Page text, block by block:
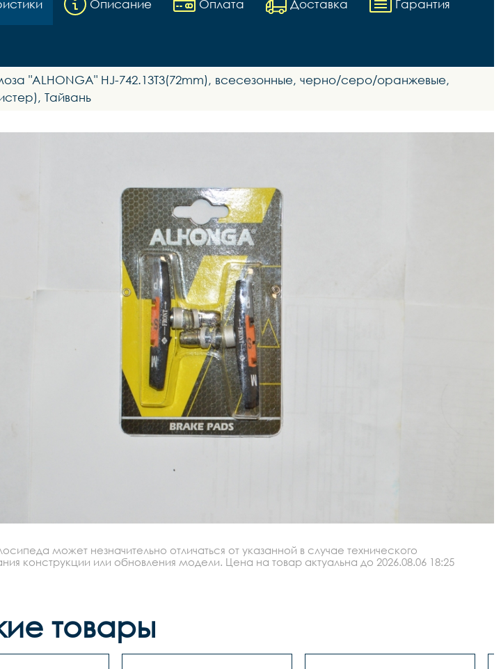
Описание Оплата Доставка Гарантия
"ALHONGA" HJ-742.13T3(72mm), всесезонные, черно/серо/оранжевые,
Тайвань
может незначительно отличаться от указанной в случае технического
конструкции или обновления модели. Цена на товар актуальна до 2026.08.06 18:25
товары